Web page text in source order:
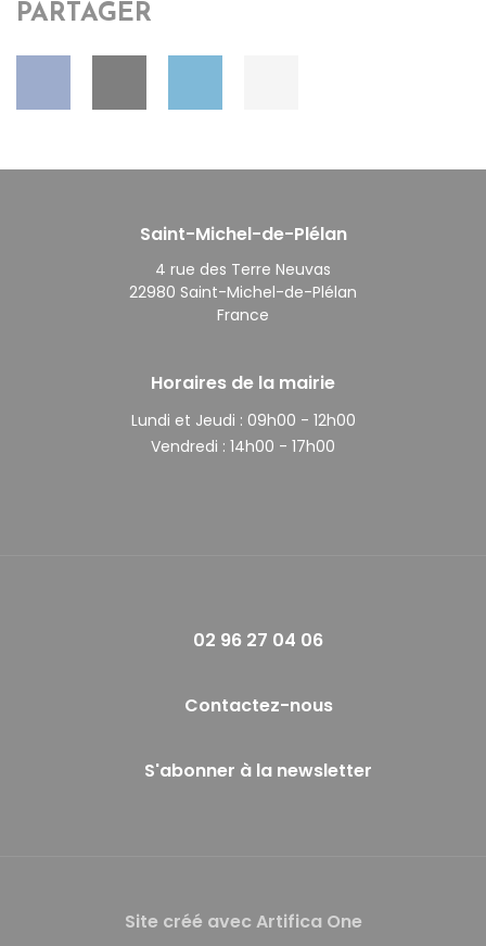
PARTAGER
Saint-Michel-de-Plélan
4 rue des Terre Neuvas
22980 Saint-Michel-de-Plélan
France
Horaires de la mairie
Lundi et Jeudi : 09h00 - 12h00
Vendredi : 14h00 - 17h00
02 96 27 04 06
Contactez-nous
S'abonner à la newsletter
Site créé avec Artifica One